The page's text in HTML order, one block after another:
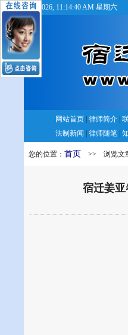
8/8/2026, 11:14:41 AM 星期六
网站首页 律师简介
法制新闻
律师随笔
您的位置： 首页 >> 浏览文
宿迁姜亚